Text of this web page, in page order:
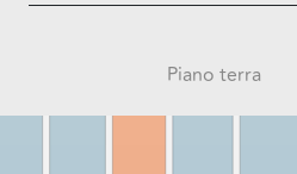
Piano terra